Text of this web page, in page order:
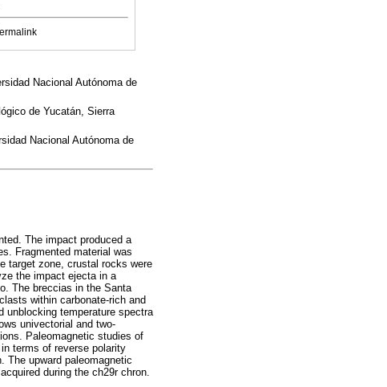
Nacional Autónoma de
de Yucatán, Sierra
Nacional Autónoma de
The impact produced a
Fragmented material was
target zone, crustal rocks were
the impact ejecta in a
The breccias in the Santa
within carbonate-rich and
unblocking temperature spectra
univectorial and two-
Paleomagnetic studies of
terms of reverse polarity
The upward paleomagnetic
during the ch29r chron.